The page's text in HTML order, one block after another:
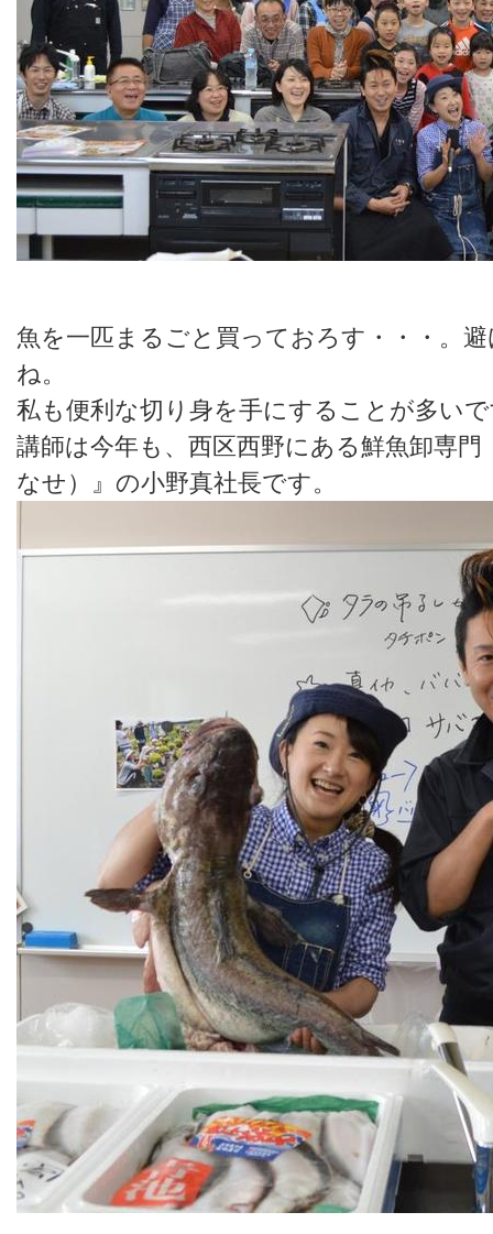
魚を一匹まるごと買っておろす・・・。
ね。
私も便利な切り身を手にすることが多い
講師は今年も、西区西野にある鮮魚卸専
なせ）』の小野真社長です。